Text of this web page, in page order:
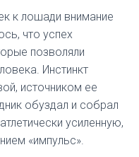
к лошади внимание
что успех
позволяли
Инстинкт
источником ее
обуздал и собрал
усиленную,
«импульс».